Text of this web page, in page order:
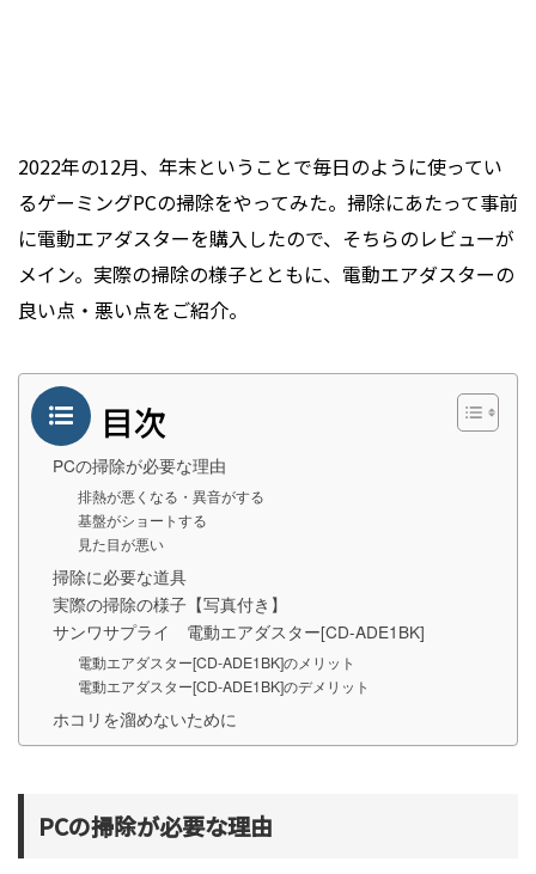
2022年の12月、年末ということで毎日のように使ってい
るゲーミングPCの掃除をやってみた。掃除にあたって事前
に電動エアダスターを購入したので、そちらのレビューが
メイン。実際の掃除の様子とともに、電動エアダスターの
良い点・悪い点をご紹介。
目次
PCの掃除が必要な理由
排熱が悪くなる・異音がする
基盤がショートする
見た目が悪い
掃除に必要な道具
実際の掃除の様子【写真付き】
サンワサプライ 電動エアダスター[CD-ADE1BK]
電動エアダスター[CD-ADE1BK]のメリット
電動エアダスター[CD-ADE1BK]のデメリット
ホコリを溜めないために
PCの掃除が必要な理由